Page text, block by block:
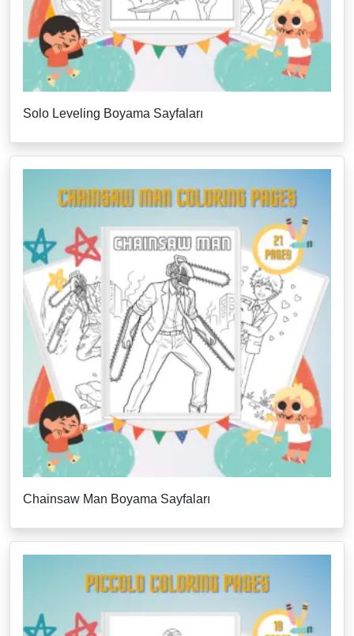
Solo Leveling Boyama Sayfaları
Chainsaw Man Boyama Sayfaları